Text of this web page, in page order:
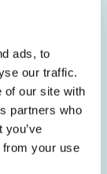
ads, to
our traffic.
of our site with
partners who
from your use
telle
de
vos limites